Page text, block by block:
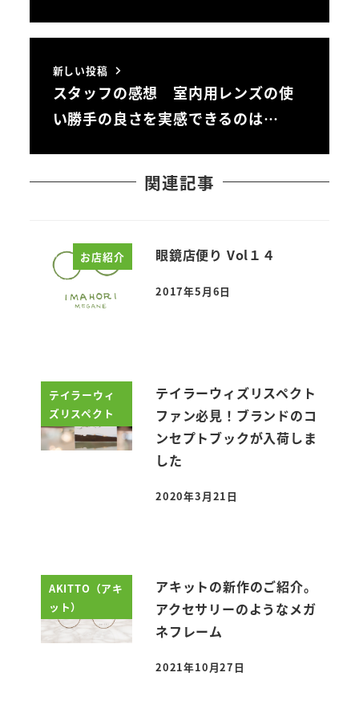
新しい投稿
スタッフの感想 室内用レンズの使
い勝手の良さを実感できるのは…
関連記事
お店紹介 眼鏡店便り Vol１４
投稿日
2017年5月6日
テイラーウィ
ズリスペクト
テイラーウィズリスペクト
ファン必見！ブランドのコ
ンセプトブックが入荷しま
した
投稿日
2020年3月21日
AKITTO（アキ
ット）
アキットの新作のご紹介。
アクセサリーのようなメガ
ネフレーム
投稿日
2021年10月27日